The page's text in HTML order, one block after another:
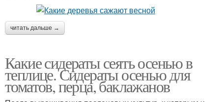
читать дальше →
Какие сидераты сеять осенью в
теплице. Сидераты осенью для
томатов, перца, баклажанов